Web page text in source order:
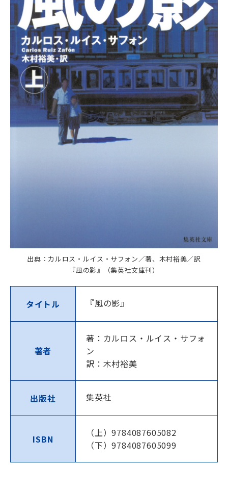
出典：カルロス・ルイス・サフォン／著、木村裕美／訳
『風の影』（集英社文庫刊）
タイトル 『風の影』
著者
著：カルロス・ルイス・サフォ
ン
訳：木村裕美
出版社 集英社
ISBN
（上）9784087605082
（下）9784087605099